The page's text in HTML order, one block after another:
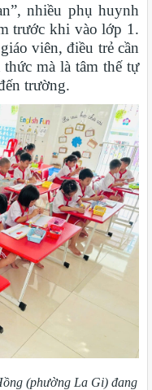
nhiều phụ huynh
trước khi vào lớp 1.
viên, điều trẻ cần
mà là tâm thế tự
trường.
(phường La Gi) đang